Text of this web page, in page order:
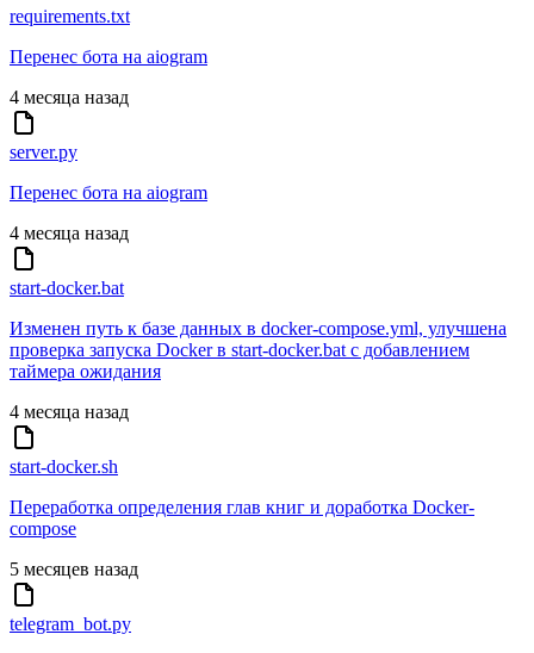
requirements.txt
Перенес бота на aiogram
4 месяца назад
server.py
Перенес бота на aiogram
4 месяца назад
start-docker.bat
Изменен путь к базе данных в docker-compose.yml, улучшена
проверка запуска Docker в start-docker.bat с добавлением
таймера ожидания
4 месяца назад
start-docker.sh
Переработка определения глав книг и доработка Docker-
compose
5 месяцев назад
telegram_bot.py